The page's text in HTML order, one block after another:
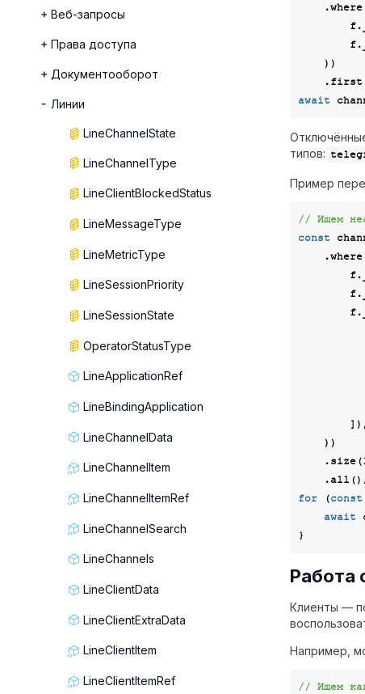
Веб-запросы
Права доступа
Документооборот
Линии
LineChannelState
LineChannelType
LineClientBlockedStatus
LineMessageType
LineMetricType
LineSessionPriority
LineSessionState
OperatorStatusType
LineApplicationRef
LineBindingApplication
LineChannelData
LineChannelItem
LineChannelItemRef
LineChannelSearch
LineChannels
LineClientData
LineClientExtraData
LineClientItem
LineClientItemRef
await
типов:
Пример
// Ищем
const
    .size(
for (const
await
Работа
Клиенты —
Например,
// Ищем